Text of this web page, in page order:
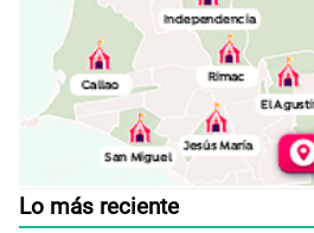
Lo más reciente